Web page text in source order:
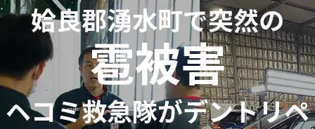
姶良郡湧水町で突然の
雹被害
ヘコミ救急隊がデントリペ